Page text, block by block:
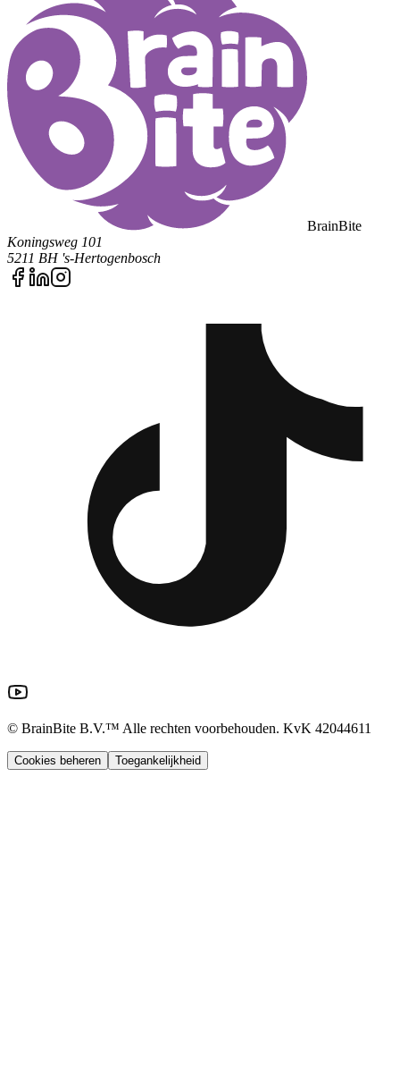
BrainBite
Koningsweg 101
5211 BH 's-Hertogenbosch
© BrainBite B.V.™ Alle rechten voorbehouden. KvK 42044611
Cookies beheren Toegankelijkheid